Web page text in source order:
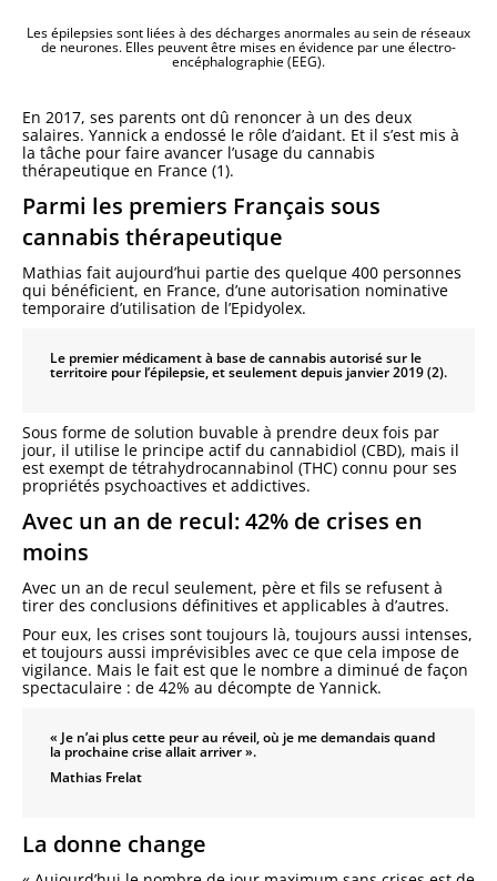
Les épilepsies sont liées à des décharges anormales au sein de réseaux
de neurones. Elles peuvent être mises en évidence par une électro-
encéphalographie (EEG).
En 2017, ses parents ont dû renoncer à un des deux
salaires. Yannick a endossé le rôle d’aidant. Et il s’est mis à
la tâche pour faire avancer l’usage du cannabis
thérapeutique en France (1).
Parmi les premiers Français sous
cannabis thérapeutique
Mathias fait aujourd’hui partie des quelque 400 personnes
qui bénéficient, en France, d’une autorisation nominative
temporaire d’utilisation de l’Epidyolex.
Le premier médicament à base de cannabis autorisé sur le
territoire pour l’épilepsie, et seulement depuis janvier 2019 (2).
Sous forme de solution buvable à prendre deux fois par
jour, il utilise le principe actif du cannabidiol (CBD), mais il
est exempt de tétrahydrocannabinol (THC) connu pour ses
propriétés psychoactives et addictives.
Avec un an de recul: 42% de crises en
moins
Avec un an de recul seulement, père et fils se refusent à
tirer des conclusions définitives et applicables à d’autres.
Pour eux, les crises sont toujours là, toujours aussi intenses,
et toujours aussi imprévisibles avec ce que cela impose de
vigilance. Mais le fait est que le nombre a diminué de façon
spectaculaire : de 42% au décompte de Yannick.
« Je n’ai plus cette peur au réveil, où je me demandais quand
la prochaine crise allait arriver ».
Mathias Frelat
La donne change